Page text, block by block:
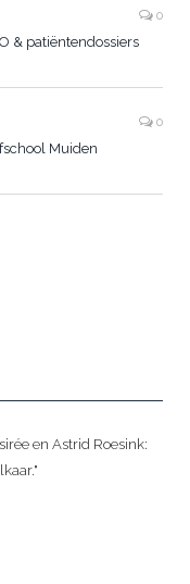
0
& patiëntendossiers
0
Muiden
en Astrid Roesink: